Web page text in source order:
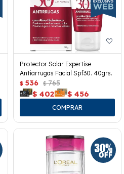
Protector Solar Expertise
Antiarrugas Facial Spf30. 40grs.
$ 536 $ 765
$ 402 $ 456